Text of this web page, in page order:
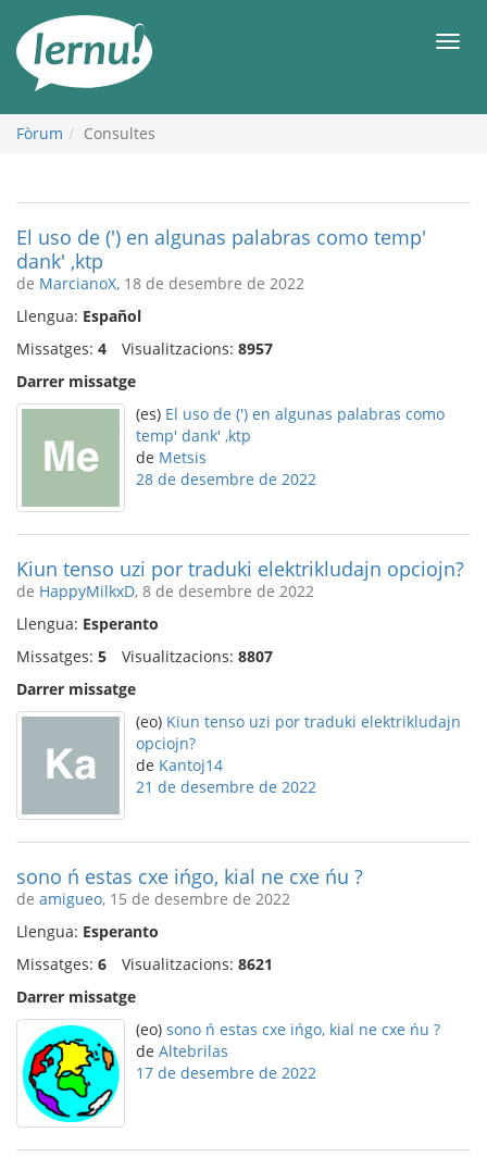
contingut
Fòrum Consultes
El uso de (') en algunas palabras como temp'
dank' ,ktp
de MarcianoX, 18 de desembre de 2022
Llengua: Español
Missatges: 4 Visualitzacions: 8957
Darrer missatge
(es) El uso de (') en algunas palabras como
temp' dank' ,ktp
de Metsis
28 de desembre de 2022
Kiun tenso uzi por traduki elektrikludajn opciojn?
de HappyMilkxD, 8 de desembre de 2022
Llengua: Esperanto
Missatges: 5 Visualitzacions: 8807
Darrer missatge
(eo) Kiun tenso uzi por traduki elektrikludajn
opciojn?
de Kantoj14
21 de desembre de 2022
sono ń estas cxe ińgo, kial ne cxe ńu ?
de amigueo, 15 de desembre de 2022
Llengua: Esperanto
Missatges: 6 Visualitzacions: 8621
Darrer missatge
(eo) sono ń estas cxe ińgo, kial ne cxe ńu ?
de Altebrilas
17 de desembre de 2022